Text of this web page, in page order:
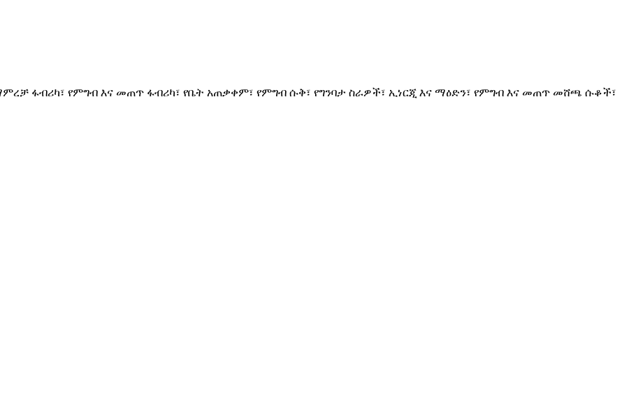
ፋብሪካ፣ የምግብ እና መጠጥ ፋብሪካ፣ የቤት አጠቃቀም፣ የምግብ ሱቅ፣ የግንባታ ስራዎች፣ ኢነርጂ እና ማዕድን፣ የምግብ እና መጠጥ መሸጫ ሱቆች፣